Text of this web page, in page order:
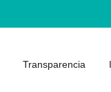
Transparencia